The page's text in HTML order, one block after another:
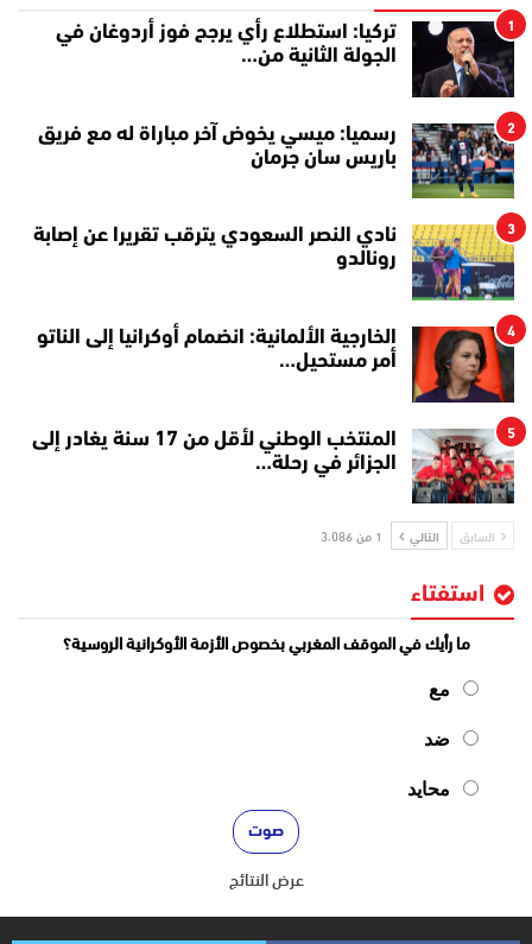
1
تركيا: استطلاع رأي يرجح فوز أردوغان في
الجولة الثانية من…
2
رسميا: ميسي يخوض آخر مباراة له مع فريق
باريس سان جرمان
3
نادي النصر السعودي يترقب تقريرا عن إصابة
رونالدو
4
الخارجية الألمانية: انضمام أوكرانيا إلى الناتو
أمر مستحيل…
5
المنتخب الوطني لأقل من 17 سنة يغادر إلى
الجزائر في رحلة…
السابق التالي 1 من 3٬086
استفتاء
ما رأيك في الموقف المغربي بخصوص الأزمة الأوكرانية الروسية؟
مع
ضد
محايد
عرض النتائج